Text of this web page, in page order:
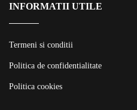
INFORMATII UTILE
Termeni si conditii
Politica de confidentialitate
Politica cookies